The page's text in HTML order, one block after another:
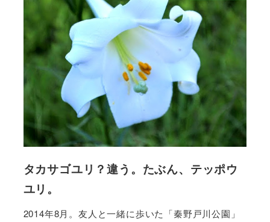
タカサゴユリ？違う。たぶん、テッポウ
ユリ。
2014年8月。友人と一緒に歩いた「秦野戸川公園」